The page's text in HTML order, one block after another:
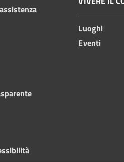
Luoghi
Eventi